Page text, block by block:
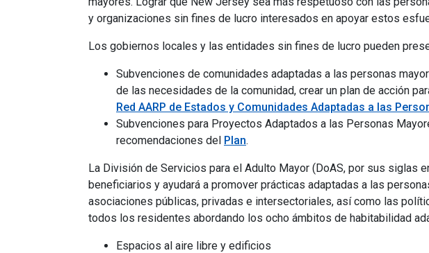
y organizaciones sin fines de lucro interesados en apoyar estos
Los gobiernos locales y las entidades sin fines de lucro pueden
Subvenciones de comunidades adaptadas a las personas
de las necesidades de la comunidad, crear un plan de acción
Red AARP de Estados y Comunidades Adaptadas a las
Subvenciones para Proyectos Adaptados a las Personas
recomendaciones del Plan.
La División de Servicios para el Adulto Mayor (DoAS, por sus siglas
beneficiarios y ayudará a promover prácticas adaptadas a las
asociaciones públicas, privadas e intersectoriales, así como las
todos los residentes abordando los ocho ámbitos de habitabilidad
Espacios al aire libre y edificios